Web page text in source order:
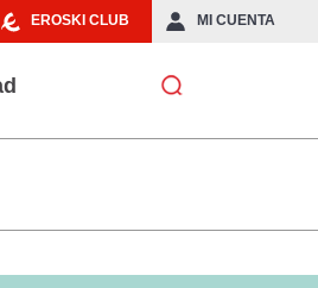
EROSKI CLUB MI CUENTA